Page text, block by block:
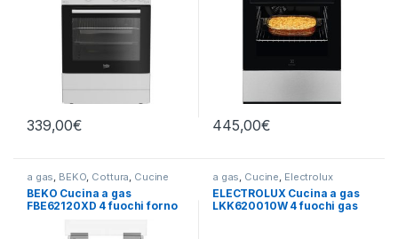
339,00€ 445,00€
a gas, BEKO, Cottura, Cucine
BEKO Cucina a gas
FBE62120XD 4 fuochi forno
a gas, Cucine, Electrolux
ELECTROLUX Cucina a gas
LKK620010W 4 fuochi gas